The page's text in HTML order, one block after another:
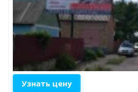
Узнать цену